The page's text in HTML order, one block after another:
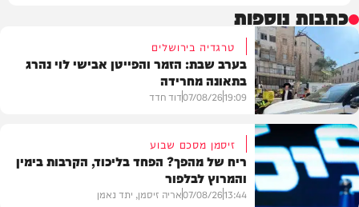
כתבות נוספות
בארץ
טרגדיה בירושלים
בערב שבת: הזמר והפייטן אבישי לוי נהרג
בתאונה מחרידה
19:09
07/08/26דוד חדד
זיסמן מסכם שבוע
ריח של מהפך? הפחד בליכוד, הקרבות בימין
והמרוץ לבלפור
13:44
07/08/26אריה זיסמן, יתד נאמן